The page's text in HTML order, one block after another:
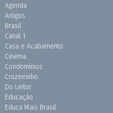
Agenda
Artigos
Brasil
Canal 1
Casa e Acabamento
Cinema
Condomínios
Cruzeirinho
Do Leitor
Educação
Educa Mais Brasil